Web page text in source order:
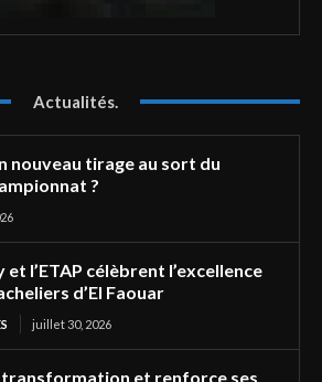
Actualités.
nouveau tirage au sort du
?
l’ETAP célèbrent l’excellence
d’El Faouar
juillet 30, 2026
transformation et renforce ses